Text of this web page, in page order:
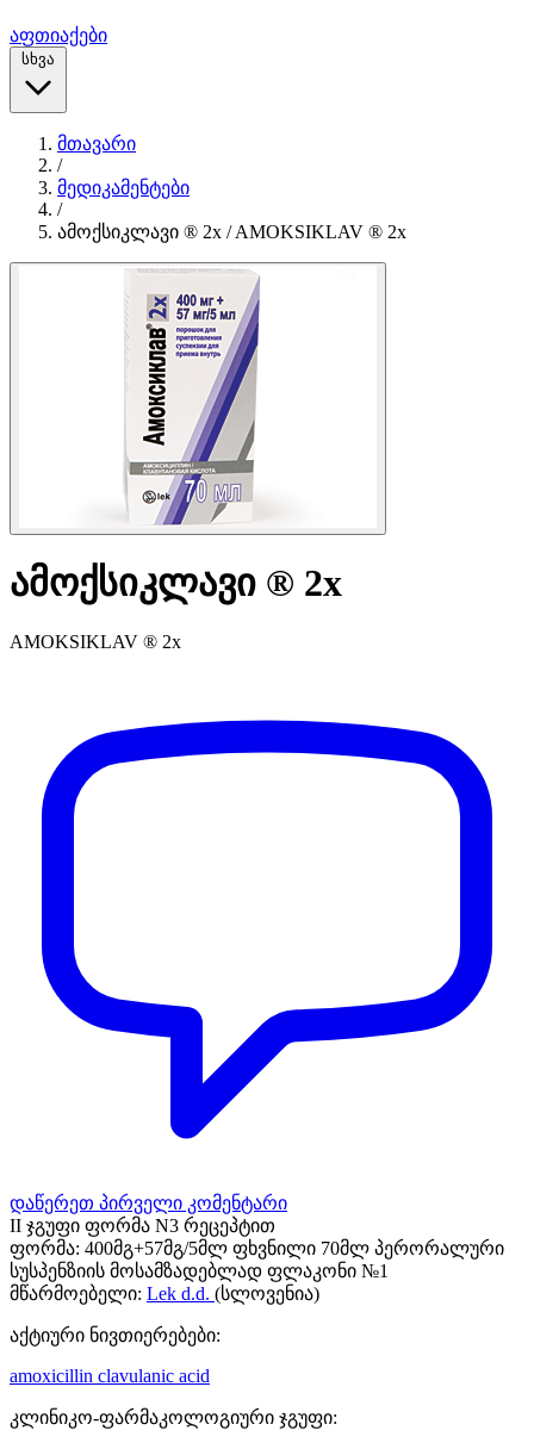
აფთიაქები
სხვა
მთავარი
/
მედიკამენტები
/
ამოქსიკლავი ® 2x / AMOKSIKLAV ® 2x
ამოქსიკლავი ® 2x
AMOKSIKLAV ® 2x
დაწერეთ პირველი კომენტარი
II ჯგუფი ფორმა N3 რეცეპტით
ფორმა: 400მგ+57მგ/5მლ ფხვნილი 70მლ პერორალური
სუსპენზიის მოსამზადებლად ფლაკონი №1
მწარმოებელი: Lek d.d. (სლოვენია)
აქტიური ნივთიერებები:
amoxicillin clavulanic acid
კლინიკო-ფარმაკოლოგიური ჯგუფი: